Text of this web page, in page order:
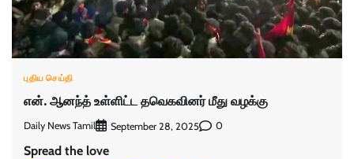
புதிய செய்தி
என். ஆனந்த் உள்ளிட்ட தவெகவினர் மீது வழக்கு
Daily News Tamil September 28, 2025 0
Spread the love